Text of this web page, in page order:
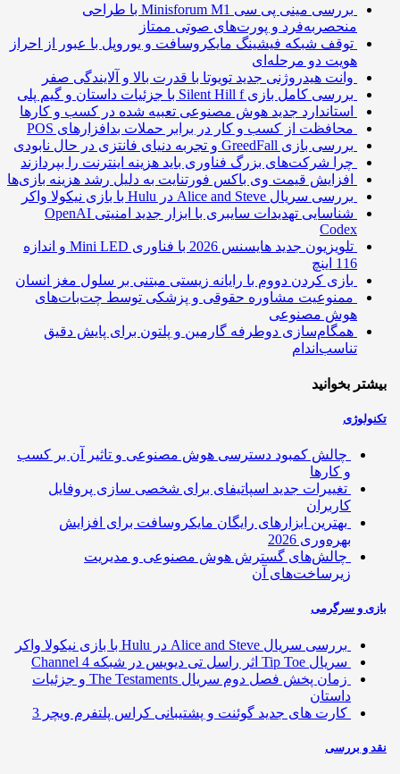
بررسی مینی پی ‌سی Minisforum M1 با طراحی
منحصربه‌فرد و پورت‌های صوتی ممتاز
توقف شبکه فیشینگ مایکروسافت و یوروپل با عبور از احراز
هویت دو مرحله‌ای
وانت هیدروژنی جدید تویوتا با قدرت بالا و آلایندگی صفر
بررسی کامل بازی Silent Hill f با جزئیات داستان و گیم پلی
استاندارد جدید هوش مصنوعی تعبیه شده در کسب و کارها
محافظت از کسب و کار در برابر حملات بدافزارهای POS
بررسی بازی GreedFall و تجربه دنیای فانتزی در حال نابودی
چرا شرکت‌های بزرگ فناوری باید هزینه اینترنت را بپردازند
افزایش قیمت وی باکس فورتنایت به دلیل رشد هزینه بازی‌ها
بررسی سریال Alice and Steve در Hulu با بازی نیکولا واکر
شناسایی تهدیدات سایبری با ابزار جدید امنیتی OpenAI
Codex
تلویزیون جدید هایسنس 2026 با فناوری Mini LED و اندازه
بازی کردن دووم با رایانه زیستی مبتنی بر سلول مغز انسان
ممنوعیت مشاوره حقوقی و پزشکی توسط چت‌بات‌های
هوش مصنوعی
همگام‌سازی دوطرفه گارمین و پلتون برای پایش دقیق
تناسب‌اندام
بخوانید
چالش کمبود دسترسی هوش مصنوعی و تاثیر آن بر کسب
و کارها
تغییرات جدید اسپاتیفای برای شخصی سازی پروفایل
کاربران
بهترین ابزارهای رایگان مایکروسافت برای افزایش
بهره‌وری 2026
چالش‌های گسترش هوش مصنوعی و مدیریت
زیرساخت‌های آن
و سرگرمی
بررسی سریال Alice and Steve در Hulu با بازی نیکولا واکر
سریال Tip Toe اثر راسل تی دیویس در شبکه Channel 4
زمان پخش فصل دوم سریال The Testaments و جزئیات
داستان
کارت های جدید گوئنت و پشتیبانی کراس پلتفرم ویچر 3
و بررسی